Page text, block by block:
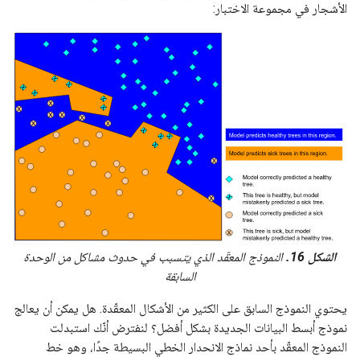
الأشجار في مجموعة الاختبار:
الشكل 16.
النموذج المعقّد الذي يتسبب في حدوث مشاكل من الوحدة
السابقة
يحتوي النموذج السابق على الكثير من الأشكال المعقّدة. هل يمكن أن يعالج
نموذج أبسط البيانات الجديدة بشكل أفضل؟ لنفترض أنّك استبدلت
النموذج المعقّد بأحد نماذج الانحدار الخطي البسيطة جدًا، وهو خط